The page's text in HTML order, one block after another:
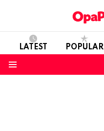
LATEST POPULAR